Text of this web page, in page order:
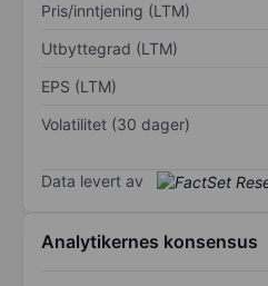
Pris/inntjening (LTM)
Utbyttegrad (LTM)
EPS (LTM)
Volatilitet (30 dager)
Data levert av
Analytikernes konsensus